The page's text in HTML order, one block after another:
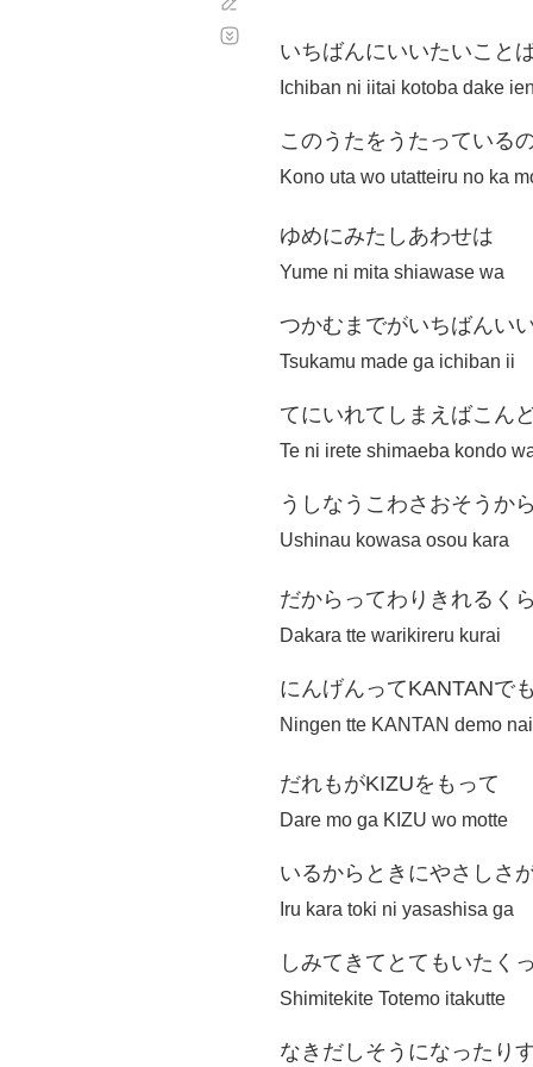
いちばんにいいたいこと
Ichiban ni iitai kotoba dake
このうたをうたっている
Kono uta wo utatteiru no ka
ゆめにみたしあわせは
Yume ni mita shiawase wa
つかむまでがいちばんい
Tsukamu made ga ichiban ii
てにいれてしまえばこん
Te ni irete shimaeba kondo
うしなうこわさおそうから
Ushinau kowasa osou kara
だからってわりきれるく
Dakara tte warikireru kurai
にんげんってKANTANで
Ningen tte KANTAN demo nai
だれもがKIZUをもって
Dare mo ga KIZU wo motte
いるからときにやさしさ
Iru kara toki ni yasashisa ga
しみてきてとてもいたく
Shimitekite Totemo itakutte
なきだしそうになったり
automático